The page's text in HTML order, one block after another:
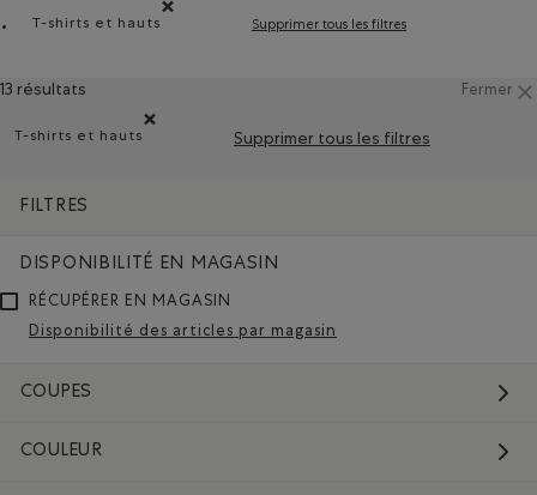
T-shirts et hauts
Supprimer tous les filtres
13 résultats Fermer
T-shirts et hauts
Supprimer le filtre Classé selon Type de produit : T-
Supprimer tous les filtres
FILTRES
DISPONIBILITÉ EN MAGASIN
RÉCUPÉRER EN MAGASIN
Disponibilité des articles par magasin
COUPES
COULEUR